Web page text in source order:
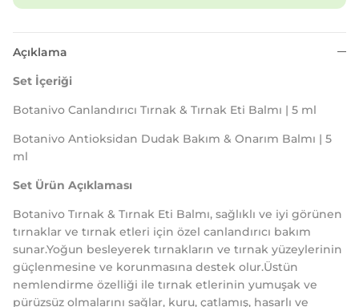
Açıklama
Set İçeriği
Botanivo Canlandırıcı Tırnak & Tırnak Eti Balmı | 5 ml
Botanivo Antioksidan Dudak Bakım & Onarım Balmı | 5
ml
Set Ürün Açıklaması
Botanivo Tırnak & Tırnak Eti Balmı, sağlıklı ve iyi görünen
tırnaklar ve tırnak etleri için özel canlandırıcı bakım
sunar.Yoğun besleyerek tırnakların ve tırnak yüzeylerinin
güçlenmesine ve korunmasına destek olur.Üstün
nemlendirme özelliği ile tırnak etlerinin yumuşak ve
pürüzsüz olmalarını sağlar, kuru, çatlamış, hasarlı ve